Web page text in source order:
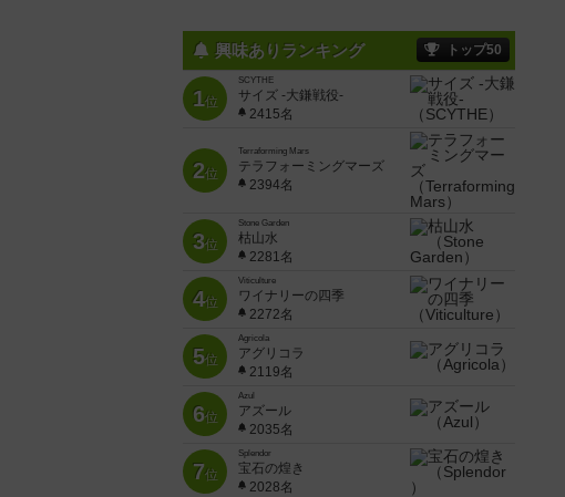
興味ありランキング トップ50
1位
SCYTHE
サイズ -大鎌戦役-
2415名
2位
Terraforming Mars
テラフォーミングマーズ
2394名
3位
Stone Garden
枯山水
2281名
4位
Viticulture
ワイナリーの四季
2272名
5位
Agricola
アグリコラ
2119名
6位
Azul
アズール
2035名
7位
Splendor
宝石の煌き
2028名